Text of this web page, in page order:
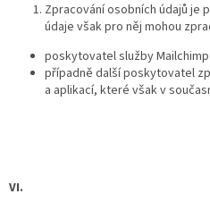
Zpracování osobních údajů je
údaje však pro něj mohou
poskytovatel služby Mailchimp
případně další poskytovatel
a aplikací, které však v
VI.